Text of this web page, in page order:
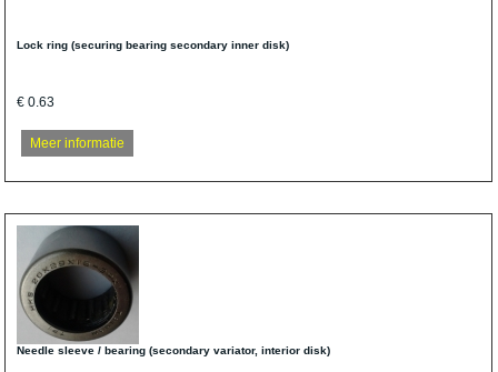
Lock ring (securing bearing secondary inner disk)
€ 0.63
Meer informatie
Needle sleeve / bearing (secondary variator, interior disk)